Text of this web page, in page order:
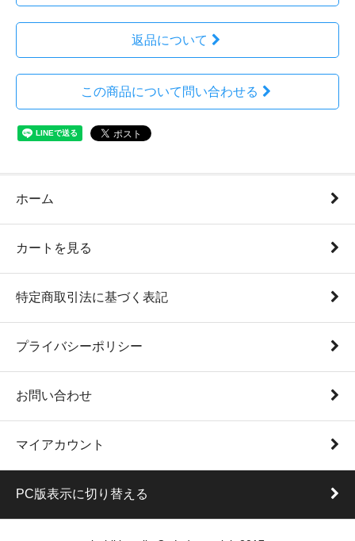
返品について
この商品について問い合わせる
ホーム
カートを見る
特定商取引法に基づく表記
プライバシーポリシー
お問い合わせ
マイアカウント
PC版表示に切り替える